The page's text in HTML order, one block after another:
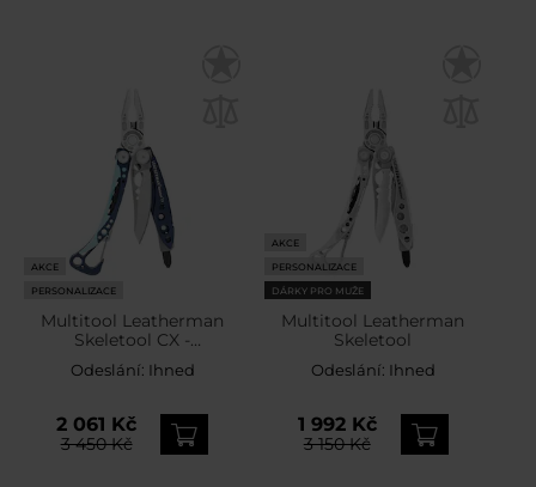
AKCE
PERSONALIZACE
Multitool Leatherman
Skeletool CX -
Nightshade
Odeslání: Ihned
2 061 Kč
3 450 Kč
AKCE
PERSONALIZACE
DÁRKY PRO MUŽE
Multitool Leatherman
Skeletool
Odeslání: Ihned
1 992 Kč
3 150 Kč